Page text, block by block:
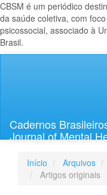
CBSM é um periódico
da saúde coletiva, com
psicossocial, associado à
Brasil.
Lateral
Cadernos
Journal of Mental
Início Arquivos
Artigos originais